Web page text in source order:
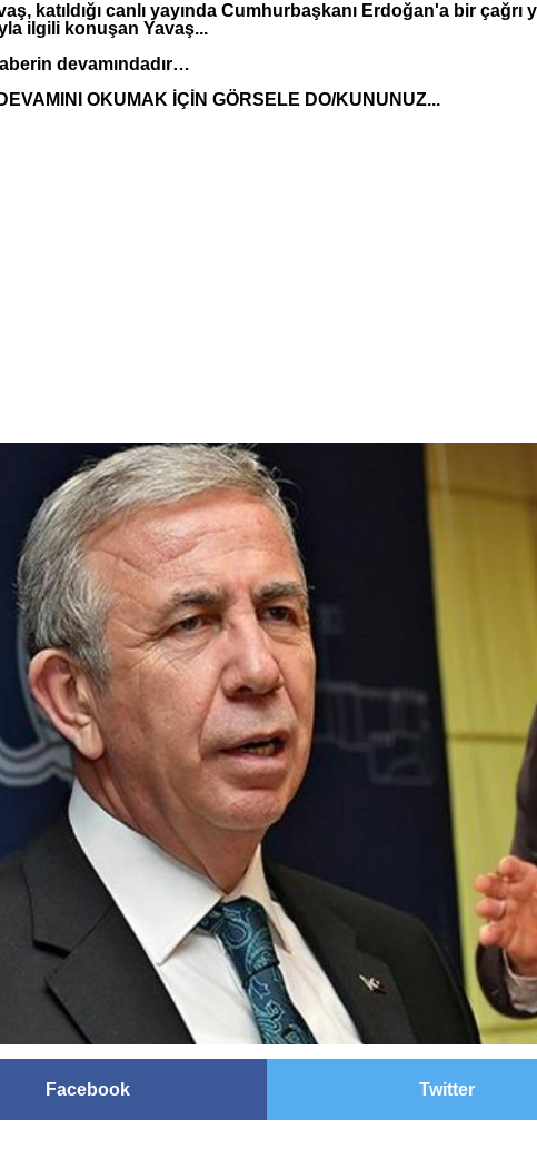
katıldığı canlı yayında Cumhurbaşkanı Erdoğan'a bir
ilgili konuşan Yavaş...
devamındadır…
OKUMAK İÇİN GÖRSELE DO/KUNUNUZ...
Facebook Twitter